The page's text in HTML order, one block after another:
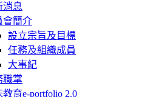
消息
會簡介
設立宗旨及目標
任務及組織成員
大事紀
職掌
教育e-portfolio 2.0